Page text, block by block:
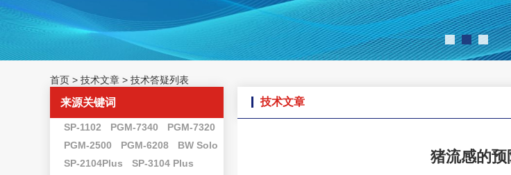
首页 > 技术文章 > 技术答疑列表
来源关键词
SP-1102 PGM-7340
PGM-7320
PGM-2500
PGM-6208
BW Solo
SP-2104Plus
SP-3104 Plus
技术文章
猪流感的